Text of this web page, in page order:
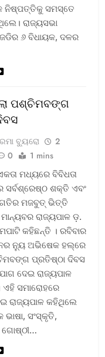
ନିଷ୍ପତ୍ତିକୁ ସମସ୍ତେ
ରାଜ୍ୟସଭା
୬ ବିଧାୟକ, ଦଳର
ପଶ୍ଚିମବଙ୍ଗ
ବ୍ୟୁରୋ
2
0 1 mins
ମଧ୍ୟରେ ବିବିଧତା
ସର୍ବଶ୍ରେଷ୍ଠ ଶକ୍ତି ଏବଂ
ମଜବୁତ୍ ଭିତ୍ତି
ରାଜ୍ୟପାଳ ଡ଼.
କହିଛନ୍ତି । ରବିବାର
ନ୍ୟୁ ଅଭିଷେକ ହଲ୍‌ରେ
ପ୍ରତିଷ୍ଠା ଦିବସ
ଦେଇ ରାଜ୍ୟପାଳ
ଏହି ସମାରୋହରେ
ରାଜ୍ୟପାଳ କହିଥିଲେ
ସଂସ୍କୃତି,
ଗୋଷ୍ଠୀ…